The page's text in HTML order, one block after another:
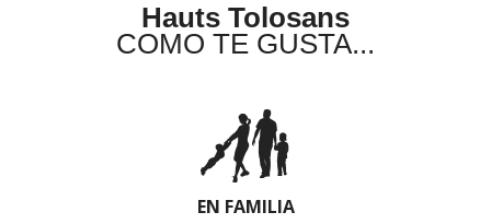
Hauts Tolosans
COMO TE GUSTA...
EN FAMILIA